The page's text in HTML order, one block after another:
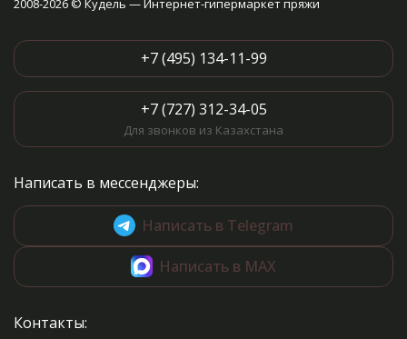
2008-2026 © Кудель — Интернет-гипермаркет пряжи
+7 (495) 134-11-99
+7 (727) 312-34-05
Для звонков из Казахстана
Написать в мессенджеры:
Написать в Telegram
Написать в MAX
Контакты: